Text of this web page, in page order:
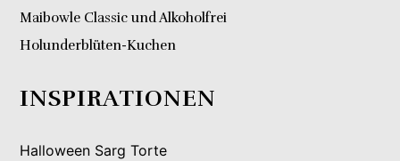
Maibowle Classic und Alkoholfrei
Holunderblüten-Kuchen
INSPIRATIONEN
Halloween Sarg Torte